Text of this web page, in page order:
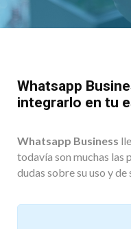
Whatsapp
integrarlo en tu
Whatsapp Business
todavía son muchas las
dudas sobre su uso y